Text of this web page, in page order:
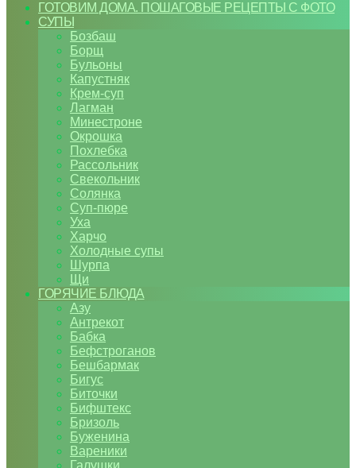
ГОТОВИМ ДОМА. ПОШАГОВЫЕ РЕЦЕПТЫ С ФОТО
СУПЫ
Бозбаш
Борщ
Бульоны
Капустняк
Крем-суп
Лагман
Минестроне
Окрошка
Похлебка
Рассольник
Свекольник
Солянка
Суп-пюре
Уха
Харчо
Холодные супы
Шурпа
Щи
ГОРЯЧИЕ БЛЮДА
Азу
Антрекот
Бабка
Бефстроганов
Бешбармак
Бигус
Биточки
Бифштекс
Бризоль
Буженина
Вареники
Галушки